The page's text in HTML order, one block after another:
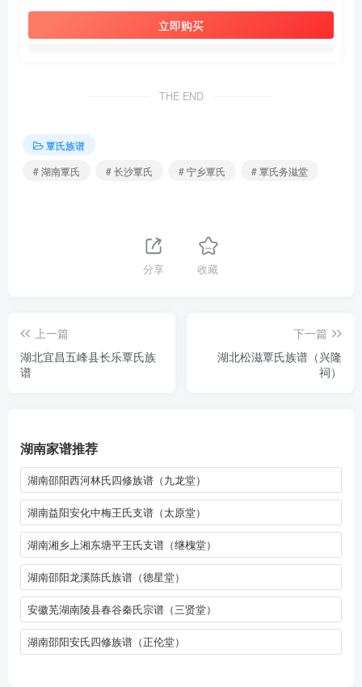
立即购买
THE END
覃氏族谱
# 湖南覃氏
# 长沙覃氏 # 宁乡覃氏 # 覃氏务滋堂
分享 收藏
上一篇
湖北宜昌五峰县长乐覃氏族
谱
下一篇
湖北松滋覃氏族谱（兴隆
祠）
湖南家谱推荐
湖南邵阳西河林氏四修族谱（九龙堂）
湖南益阳安化中梅王氏支谱（太原堂）
湖南湘乡上湘东塘平王氏支谱（继槐堂）
湖南邵阳龙溪陈氏族谱（德星堂）
安徽芜湖南陵县春谷秦氏宗谱（三贤堂）
湖南邵阳安氏四修族谱（正伦堂）